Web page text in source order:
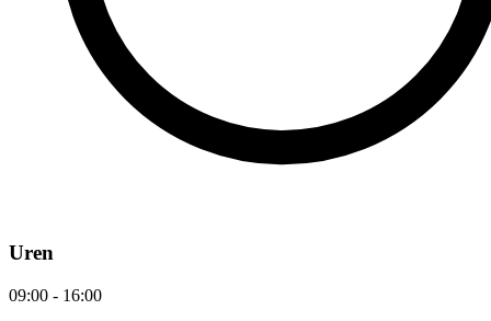
Uren
09:00 - 16:00